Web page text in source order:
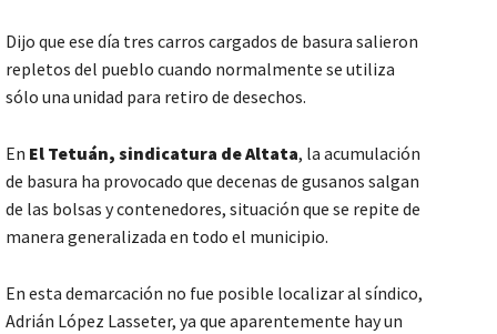
Dijo que ese día tres carros cargados de basura salieron
repletos del pueblo cuando normalmente se utiliza
sólo una unidad para retiro de desechos.
En El Tetuán, sindicatura de Altata, la acumulación
de basura ha provocado que decenas de gusanos salgan
de las bolsas y contenedores, situación que se repite de
manera generalizada en todo el municipio.
En esta demarcación no fue posible localizar al síndico,
Adrián López Lasseter, ya que aparentemente hay un